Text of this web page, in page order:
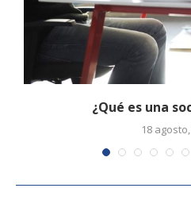
¿Qué es una
18